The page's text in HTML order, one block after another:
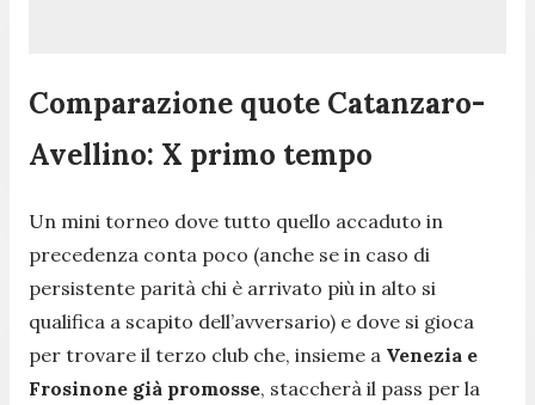
Comparazione quote Catanzaro-
Avellino: X primo tempo
Un mini torneo dove tutto quello accaduto in
precedenza conta poco (anche se in caso di
persistente parità chi è arrivato più in alto si
qualifica a scapito dell’avversario) e dove si gioca
per trovare il terzo club che, insieme a Venezia e
Frosinone già promosse, staccherà il pass per la